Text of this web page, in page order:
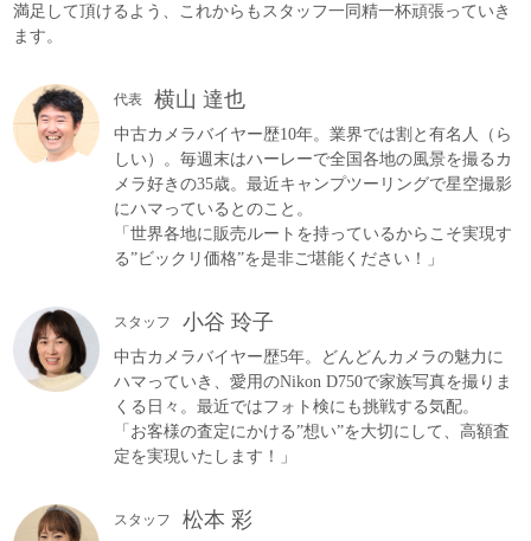
満足して頂けるよう、これからもスタッフ一同精一杯頑張っていき
ます。
代表 横山 達也
中古カメラバイヤー歴10年。業界では割と有名人（ら
しい）。毎週末はハーレーで全国各地の風景を撮るカ
メラ好きの35歳。最近キャンプツーリングで星空撮影
にハマっているとのこと。
「世界各地に販売ルートを持っているからこそ実現す
る”ビックリ価格”を是非ご堪能ください！」
スタッフ 小谷 玲子
中古カメラバイヤー歴5年。どんどんカメラの魅力に
ハマっていき、愛用のNikon D750で家族写真を撮りま
くる日々。最近ではフォト検にも挑戦する気配。
「お客様の査定にかける”想い”を大切にして、高額査
定を実現いたします！」
スタッフ 松本 彩